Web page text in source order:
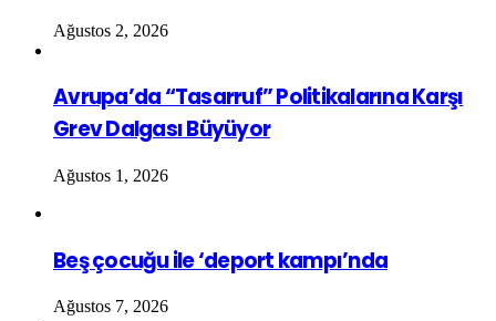
Ağustos 2, 2026
Avrupa’da “Tasarruf” Politikalarına Karşı
Grev Dalgası Büyüyor
Ağustos 1, 2026
Beş çocuğu ile ‘deport kampı’nda
Ağustos 7, 2026